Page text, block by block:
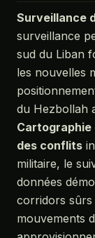
Surveillance
surveillance
sud du Liban
les nouvelles
du Hezbollah
Cartographie
des conflits
militaire, le
données
corridors sûrs
mouvements